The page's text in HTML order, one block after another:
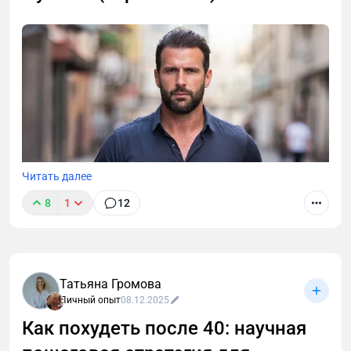
восстановления. Стратегия, которая сохранит
мышцы и даст энергию.
Читать далее
8 1 12
Татьяна Громова
Личный опыт08.12.2025
Как похудеть после 40: научная